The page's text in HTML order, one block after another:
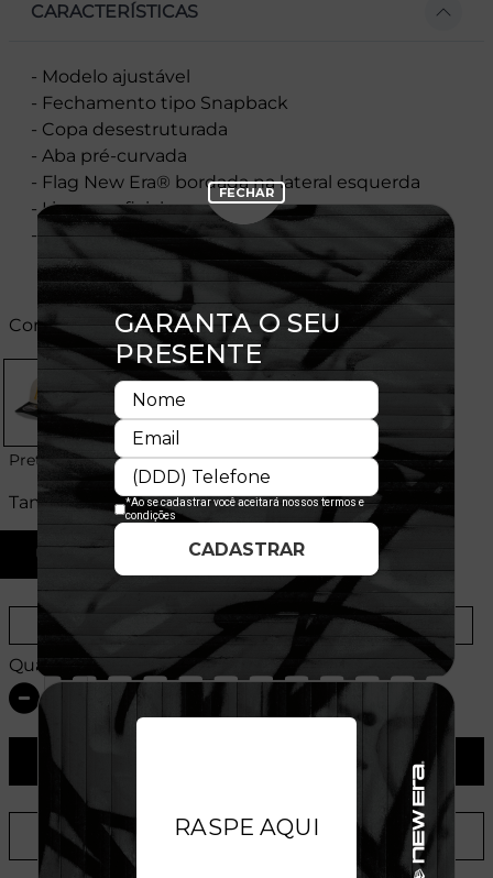
CARACTERÍSTICAS
- Modelo ajustável
- Fechamento tipo Snapback
- Copa desestruturada
- Aba pré-curvada
- Flag New Era® bordada na lateral esquerda
- Licença oficial
- Composição:100% Poliéster
Cores:
Preto
Tamanhos:
U
Tabela de Medidas
Quantidade:
ADICIONAR A LISTA DE DESEJOS